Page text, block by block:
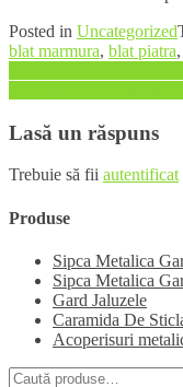
Posted in Uncategorized
blat marmura, blat piatra,
Navigare
în
articole
Lasă un răspuns
Trebuie să fii autentificat
Produse
Sipca Metalica
Sipca Metalica
Gard Jaluzele
Caramida De
Acoperisuri
Caută